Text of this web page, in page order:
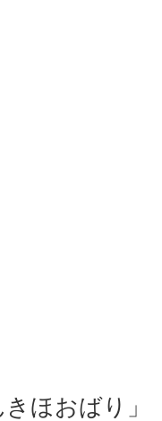
ほおばり」